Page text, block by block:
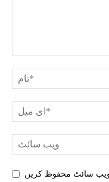
ویب سائٹ محفوظ کریں